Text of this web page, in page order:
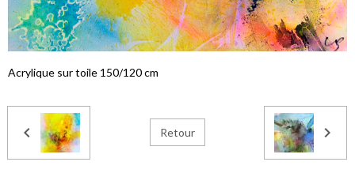
Acrylique sur toile 150/120 cm
Retour